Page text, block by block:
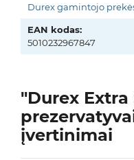
Durex gamintojo
EAN kodas:
5010232967847
"Durex Extra
įvertinimai